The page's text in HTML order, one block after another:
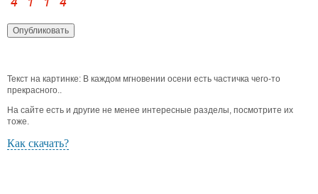
Текст на картинке: В каждом мгновении осени есть частичка чего-то
прекрасного..
На сайте есть и другие не менее интересные разделы, посмотрите их
тоже.
Как скачать?